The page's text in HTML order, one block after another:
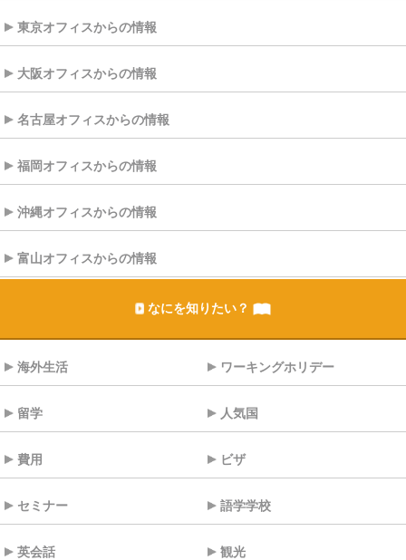
東京オフィスからの情報
大阪オフィスからの情報
名古屋オフィスからの情報
福岡オフィスからの情報
沖縄オフィスからの情報
富山オフィスからの情報
なにを知りたい？
海外生活 ワーキングホリデー
留学 人気国
費用 ビザ
セミナー 語学学校
英会話 観光